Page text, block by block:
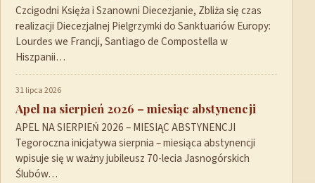
Czcigodni Księża i Szanowni Diecezjanie, Zbliża się czas
realizacji Diecezjalnej Pielgrzymki do Sanktuariów Europy:
Lourdes we Francji, Santiago de Compostella w
Hiszpanii…
31 lipca 2026
Apel na sierpień 2026 – miesiąc abstynencji
APEL NA SIERPIEŃ 2026 – MIESIĄC ABSTYNENCJI
Tegoroczna inicjatywa sierpnia – miesiąca abstynencji
wpisuje się w ważny jubileusz 70-lecia Jasnogórskich
Ślubów…